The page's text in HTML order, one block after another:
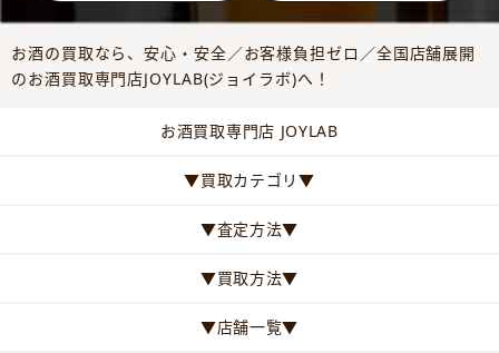
お酒の買取なら、安心・安全／お客様負担ゼロ／全国店舗展開
のお酒買取専門店JOYLAB(ジョイラボ)へ！
お酒買取専門店 JOYLAB
▼買取カテゴリ▼
▼査定方法▼
▼買取方法▼
▼店舗一覧▼